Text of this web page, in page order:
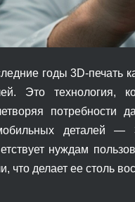
годы 3D-печать
Это технология,
потребности
деталей —
нуждам
что делает ее столь